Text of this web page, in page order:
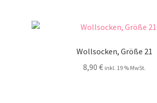
Wollsocken, Größe 21
8,90 € inkl. 19 % MwSt.